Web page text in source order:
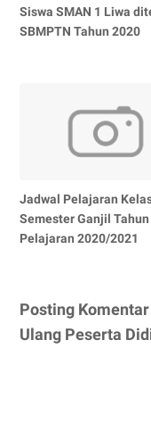
Siswa SMAN 1 Liwa
SBMPTN Tahun 2020
Jadwal Pelajaran
Semester Ganjil Tahun
Pelajaran 2020/2021
Posting
Ulang Peserta